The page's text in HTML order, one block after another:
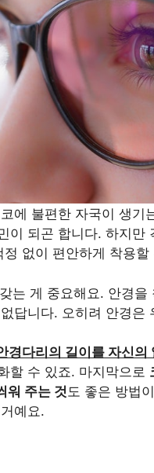
에 불편한 자국이 생
이 되곤 합니다. 하지
없이 편안하게 착용할
는 게 중요해요. 안경
답니다. 오히려 안경은
경다리의 길이를 자신의
할 수 있죠. 마지막으로
워 주는 것도 좋은 방법
예요.